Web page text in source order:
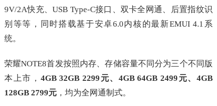
9V/2A快充、USB Type-C接口、双卡全网通、后置指纹识
别等等，同时搭载基于安卓6.0内核的最新EMUI 4.1系
统。
荣耀NOTE8首发按照内存、存储容量不同分为三个不同版
本上市， 4GB 32GB 2299元、4GB 64GB 2499元、4GB
128GB 2799元，均为全网通制式。